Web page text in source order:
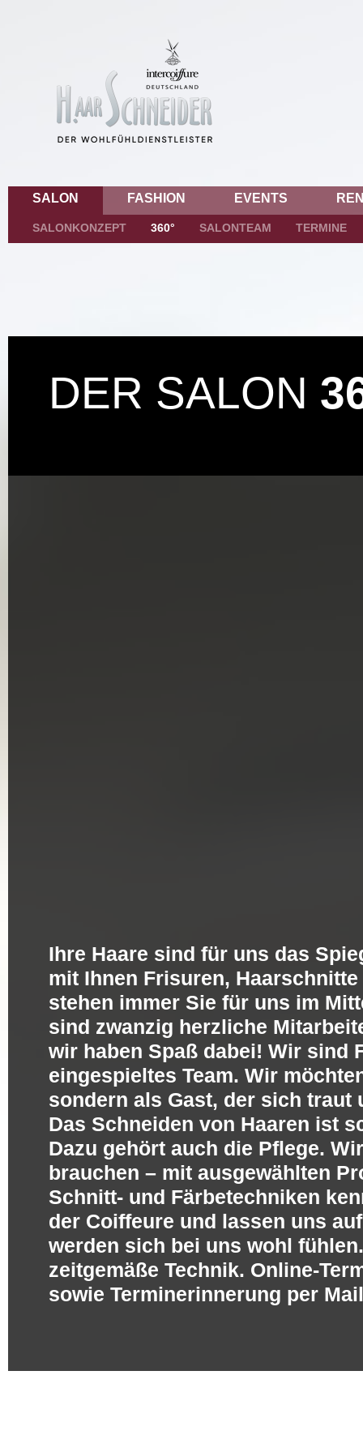
SALON
SALONKONZEPT 360° SALONTEAM TERMINE
FASHION EVENTS
DER SALON
Ihre Haare sind für uns das
mit Ihnen Frisuren,
stehen immer Sie für uns im
sind zwanzig herzliche
wir haben Spaß dabei! Wir sind
eingespieltes Team. Wir
sondern als Gast, der sich traut
Das Schneiden von Haaren ist
Dazu gehört auch die Pflege.
brauchen – mit ausgewählten
Schnitt- und Färbetechniken
der Coiffeure und lassen uns
werden sich bei uns wohl
zeitgemäße Technik. Online-
sowie Terminerinnerung per